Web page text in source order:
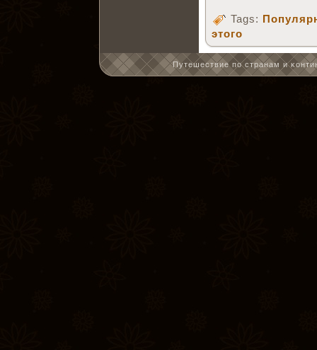
Tags:
этого
Путешествие по странам и